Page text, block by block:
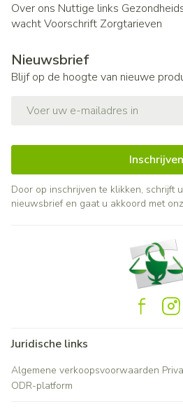
Over ons Nuttige links
wachtVoorschrift Zorgtarieven
Nieuwsbrief
Blijf op de hoogte van nieuwe
Inschrijven
Door op inschrijven te klikken, schrijft
nieuwsbrief en gaat u akkoord met
Juridische links
Algemene verkoopsvoorwaarden
ODR-platform